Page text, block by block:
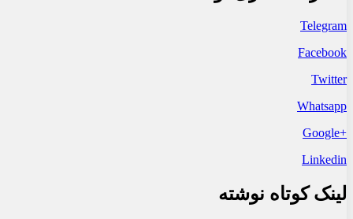
Telegram
Facebook
Twitter
Whatsapp
+Google
Linkedin
لینک کوتاه نوشته